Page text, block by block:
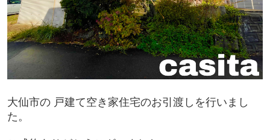
大仙市の 戸建て空き家住宅のお引渡しを行いまし
た。